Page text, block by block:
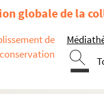
globale de la
de
conservation
H-IMAR-10-75-196. Saint
IMAR-10-76-198. Saint
H-IMAR-10-76-199. Saint